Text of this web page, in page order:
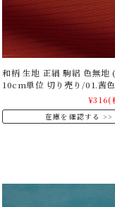
和柄 生地 正絹 駒絽 色無地
10cm単位 切り売り/01.茜色
¥316(
在庫を確認する